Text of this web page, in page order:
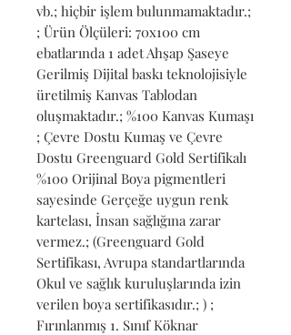
vb.; hiçbir işlem bulunmamaktadır.;
; Ürün Ölçüleri: 70x100 cm
ebatlarında 1 adet Ahşap Şaseye
Gerilmiş Dijital baskı teknolojisiyle
üretilmiş Kanvas Tablodan
oluşmaktadır.; %100 Kanvas Kumaşı
; Çevre Dostu Kumaş ve Çevre
Dostu Greenguard Gold Sertifikalı
%100 Orijinal Boya pigmentleri
sayesinde Gerçeğe uygun renk
kartelası, İnsan sağlığına zarar
vermez.; (Greenguard Gold
Sertifikası, Avrupa standartlarında
Okul ve sağlık kuruluşlarında izin
verilen boya sertifikasıdır.; ) ;
Fırınlanmış 1. Sınıf Köknar